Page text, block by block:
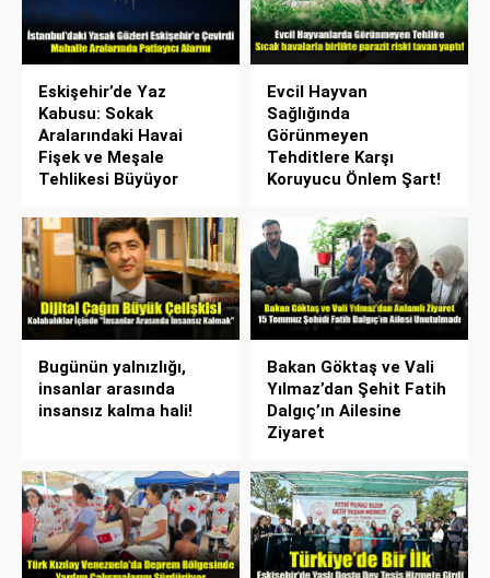
Eskişehir’de Yaz
Kabusu: Sokak
Aralarındaki Havai
Fişek ve Meşale
Tehlikesi Büyüyor
Evcil Hayvan
Sağlığında
Görünmeyen
Tehditlere Karşı
Koruyucu Önlem Şart!
Bugünün yalnızlığı,
insanlar arasında
insansız kalma hali!
Bakan Göktaş ve Vali
Yılmaz’dan Şehit Fatih
Dalgıç’ın Ailesine
Ziyaret